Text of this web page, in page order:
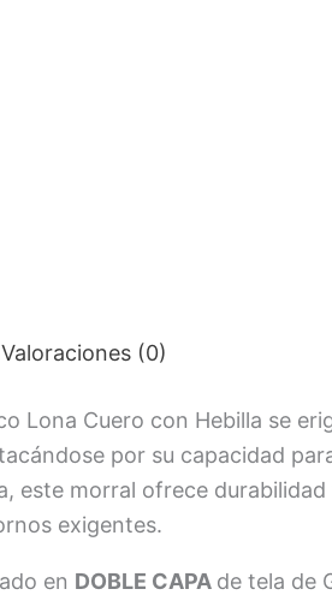
Valoraciones (0)
Lona Cuero con Hebilla se
por su capacidad
este morral ofrece
exigentes.
en DOBLE CAPA de tela de